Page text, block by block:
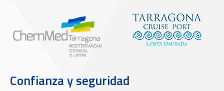
Confianza y seguridad